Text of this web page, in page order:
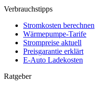
Verbrauchstipps
Stromkosten berechnen
Wärmepumpe-Tarife
Strompreise aktuell
Preisgarantie erklärt
E-Auto Ladekosten
Ratgeber